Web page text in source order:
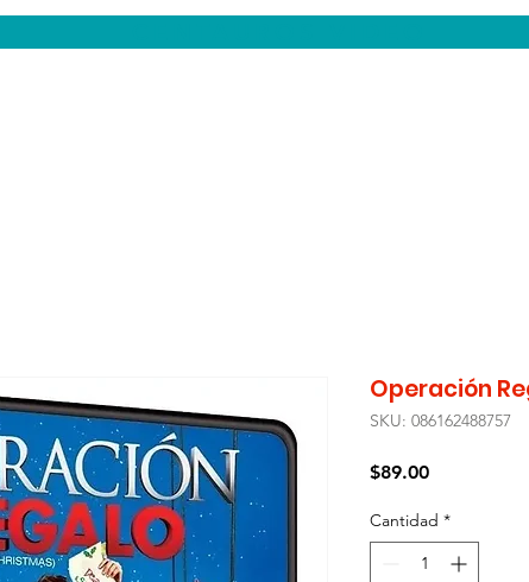
Operación
SKU: 086162488757
$89.00Precio
Cantidad *